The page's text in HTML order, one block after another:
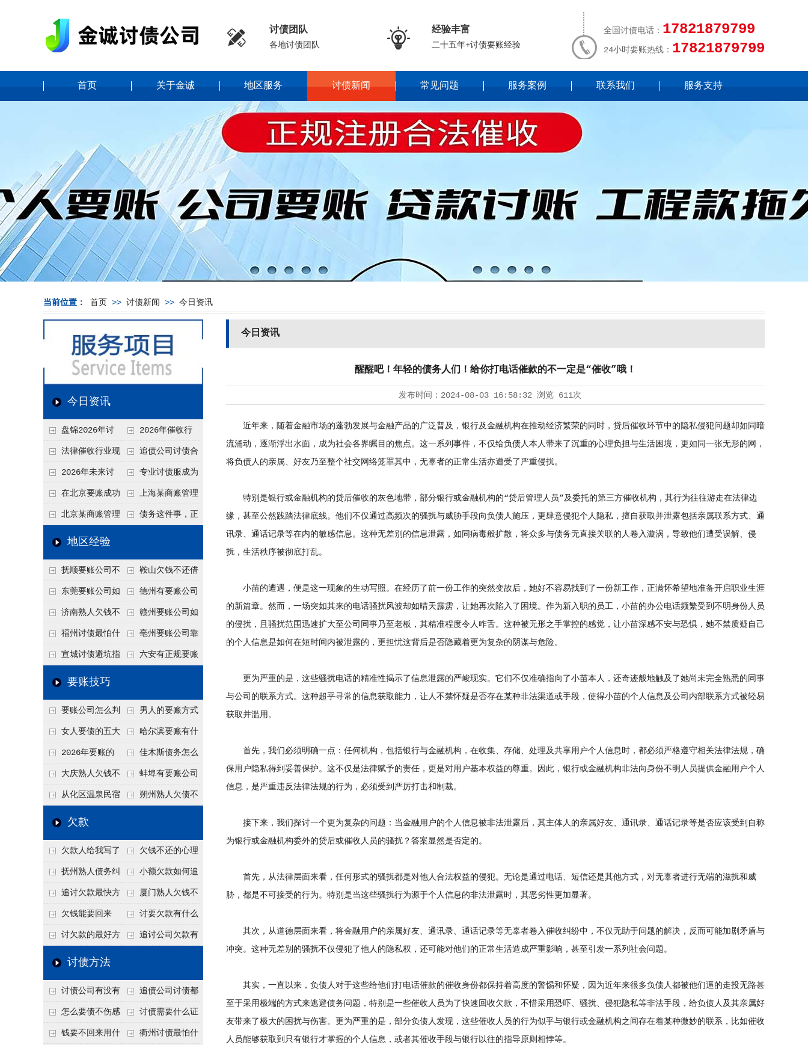
 讨债团队
各地讨债团队  经验丰富
二十五年+讨债要账经验
全国讨债电话： 17821879799
24小时要账热线： 17821879799
首页 关于金诚 地区服务 讨债新闻 常见问题 服务案例 联系我们 服务支持
当前位置： 首页 >> 讨债新闻 >> 今日资讯
今日资讯
盘锦2026年讨
债新趋势
2026年催收行
业发展现状、竞争格
局及未来趋势分析
法律催收行业现
状、合规痛点与未来
发展趋势深度解析
追债公司讨债合
法方法总结
2026年未来讨
债要账公司发展趋势
专业讨债服成为
2026年的发展趋势
在北京要账成功
率高吗？未来追账公
司发展趋势引发行业
上海某商账管理
机构聚焦合规服务
北京某商账管理
服务机构持续提升合
力企业化解应收账款
难题
债务这件事，正
地区经验
抚顺要账公司不
敢透漏的追回方法是
什么？
鞍山欠钱不还借
口太多？2026年这3
句反问话术，直接把
他后路堵死
东莞要账公司如
何有效要账讨债？20
26年合法追债经验总
结！
德州有要账公司
吗？如何合法讨债才
不沾风险？
济南熟人欠钱不
还？
赣州要账公司如
何有效讨债？合法追
债四步秘籍
福州讨债最怕什
么？2026年这两个关
键细节，做错就很难
亳州要账公司靠
谱吗？合法讨债四步
宣城讨债避坑指
南：2026年这2个细
回！
六安有正规要账
要账技巧
要账公司怎么判
断这个案子能不能
接？接案评估的标准
男人的要账方式
是什么呢？
女人要债的五大
绝招,轻松搞定
哈尔滨要账有什
么合法手段？2026年
最新追账方式总结！
2026年要账的
七个小方法
佳木斯债务怎么
追回呢？2026年成功
要账就用这2招
大庆熟人欠钱不
还躲猫猫？2026年这
个“诉前调解”成功率
蚌埠有要账公司
吗？2026年这3个方
从化区温泉民宿
老板借钱不还？2026
施压，立马主动结清
朔州熟人欠债不
死账变活
欠款
欠款人给我写了
还款计划书有用吗？
书面承诺的法律效力
欠钱不还的心理
是什么？读懂欠款人
的心态催收事半功倍
抚州熟人债务纠
纷咋办？这一招好开
口
小额欠款如何追
讨
追讨欠款最快方
法是什么？
厦门熟人欠钱不
还？2026年合法秘
籍！
欠钱能要回来
吗？
讨要欠款有什么
好办法
讨欠款的最好方 追讨公司欠款有
讨债方法
讨债公司有没有
行业协会？正规机构
的行业自律和认证
追债公司讨债都
有哪些手段
怎么要债不伤感
情？
讨债需要什么证
据
钱要不回来用什 衢州讨债最怕什
今日资讯
醒醒吧！年轻的债务人们！给你打电话催款的不一定是“催收”哦！
发布时间： 2024-08-03 16:58:32 浏览 611次
近年来，随着金融市场的蓬勃发展与金融产品的广泛普及，银行及金融机构在推动经济繁荣的同时，贷后催收环节中的隐私侵犯问题却如同暗
流涌动，逐渐浮出水面，成为社会各界瞩目的焦点。这一系列事件，不仅给负债人本人带来了沉重的心理负担与生活困境，更如同一张无形的网，
将负债人的亲属、好友乃至整个社交网络笼罩其中，无辜者的正常生活亦遭受了严重侵扰。
特别是银行或金融机构的贷后催收的灰色地带，部分银行或金融机构的“贷后管理人员”及委托的第三方催收机构，其行为往往游走在法律边
缘，甚至公然践踏法律底线。他们不仅通过高频次的骚扰与威胁手段向负债人施压，更肆意侵犯个人隐私，擅自获取并泄露包括亲属联系方式、通
讯录、通话记录等在内的敏感信息。这种无差别的信息泄露，如同病毒般扩散，将众多与债务无直接关联的人卷入漩涡，导致他们遭受误解、侵
扰，生活秩序被彻底打乱。
小苗的遭遇，便是这一现象的生动写照。在经历了前一份工作的突然变故后，她好不容易找到了一份新工作，正满怀希望地准备开启职业生涯
的新篇章。然而，一场突如其来的电话骚扰风波却如晴天霹雳，让她再次陷入了困境。作为新入职的员工，小苗的办公电话频繁受到不明身份人员
的侵扰，且骚扰范围迅速扩大至公司同事乃至老板，其精准程度令人咋舌。这种被无形之手掌控的感觉，让小苗深感不安与恐惧，她不禁质疑自己
的个人信息是如何在短时间内被泄露的，更担忧这背后是否隐藏着更为复杂的阴谋与危险。
更为严重的是，这些骚扰电话的精准性揭示了信息泄露的严峻现实。它们不仅准确指向了小苗本人，还奇迹般地触及了她尚未完全熟悉的同事
与公司的联系方式。这种超乎寻常的信息获取能力，让人不禁怀疑是否存在某种非法渠道或手段，使得小苗的个人信息及公司内部联系方式被轻易
获取并滥用。
首先，我们必须明确一点：任何机构，包括银行与金融机构，在收集、存储、处理及共享用户个人信息时，都必须严格遵守相关法律法规，确
保用户隐私得到妥善保护。这不仅是法律赋予的责任，更是对用户基本权益的尊重。因此，银行或金融机构非法向身份不明人员提供金融用户个人
信息，是严重违反法律法规的行为，必须受到严厉打击和制裁。
接下来，我们探讨一个更为复杂的问题：当金融用户的个人信息被非法泄露后，其主体人的亲属好友、通讯录、通话记录等是否应该受到自称
为银行或金融机构委外的贷后或催收人员的骚扰？答案显然是否定的。
首先，从法律层面来看，任何形式的骚扰都是对他人合法权益的侵犯。无论是通过电话、短信还是其他方式，对无辜者进行无端的滋扰和威
胁，都是不可接受的行为。特别是当这些骚扰行为源于个人信息的非法泄露时，其恶劣性更加显著。
其次，从道德层面来看，将金融用户的亲属好友、通讯录、通话记录等无辜者卷入催收纠纷中，不仅无助于问题的解决，反而可能加剧矛盾与
冲突。这种无差别的骚扰不仅侵犯了他人的隐私权，还可能对他们的正常生活造成严重影响，甚至引发一系列社会问题。
其实，一直以来，负债人对于这些给他们打电话催款的催收身份都保持着高度的警惕和怀疑，因为近年来很多负债人都被他们逼的走投无路甚
至于采用极端的方式来逃避债务问题，特别是一些催收人员为了快速回收欠款，不惜采用恐吓、骚扰、侵犯隐私等非法手段，给负债人及其亲属好
友带来了极大的困扰与伤害。更为严重的是，部分负债人发现，这些催收人员的行为似乎与银行或金融机构之间存在着某种微妙的联系，比如催收
人员能够获取到只有银行才掌握的个人信息，或者其催收手段与银行以往的指导原则相悖等。